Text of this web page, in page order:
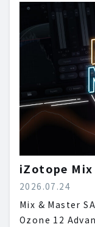
iZotope Mix
2026.07.24
Mix & Master
Ozone 12